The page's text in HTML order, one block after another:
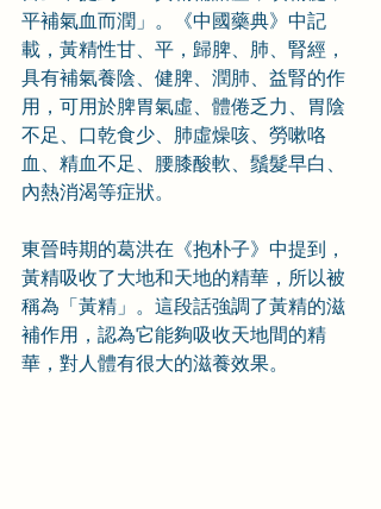
平補氣血而潤」。《中國藥典》中記
載，黃精性甘、平，歸脾、肺、腎經，
具有補氣養陰、健脾、潤肺、益腎的作
用，可用於脾胃氣虛、體倦乏力、胃陰
不足、口乾食少、肺虛燥咳、勞嗽咯
血、精血不足、腰膝酸軟、鬚髮早白、
內熱消渴等症狀。
東晉時期的葛洪在《抱朴子》中提到，
黃精吸收了大地和天地的精華，所以被
稱為「黃精」。這段話強調了黃精的滋
補作用，認為它能夠吸收天地間的精
華，對人體有很大的滋養效果。